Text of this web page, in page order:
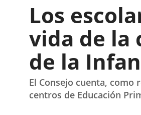
Los
vida de la
de la
El Consejo cuenta, como
centros de Educación